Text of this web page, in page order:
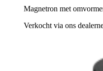
Magnetron met
Verkocht via ons